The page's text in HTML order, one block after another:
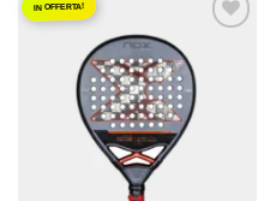
IN OFFERTA!
Aggiungi
alla lista
desideri